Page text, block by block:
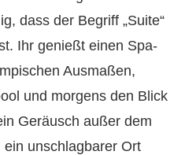
dass der Begriff „Suite“
Ihr genießt einen Spa-
Ausmaßen,
und morgens den Blick
Geräusch außer dem
unschlagbarer Ort